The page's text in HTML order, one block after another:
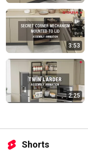
3:53
2:25
Shorts